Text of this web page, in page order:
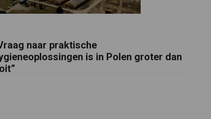
naar praktische
is in Polen groter dan